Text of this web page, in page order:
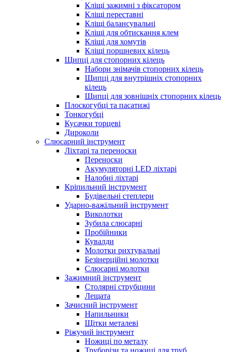
Кліщі зажимні з фіксатором
Кліщі переставні
Кліщі балансувальні
Кліщі для обтискання клем
Кліщі для хомутів
Кліщі поршневих кілець
Щипці для стопорних кілець
Набори знімачів стопорних кілець
Щипці для внутрішніх стопорних
кілець
Щипці для зовнішніх стопорних кілець
Плоскогубці та пасатижі
Тонкогубці
Кусачки торцеві
Дироколи
Слюсарний інструмент
Ліхтарі та переноски
Переноски
Акумуляторні LED ліхтарі
Налобні ліхтарі
Кріпильний інструмент
Будівельні степлери
Ударно-важільний інструмент
Виколотки
Зубила слюсарні
Пробійники
Кувалди
Молотки рихтувальні
Безінерційні молотки
Слюсарні молотки
Зажимний інструмент
Столярні струбцини
Лещата
Зачисний інструмент
Напильники
Щітки металеві
Ріжучий інструмент
Ножиці по металу
Труборізи та ножиці для труб